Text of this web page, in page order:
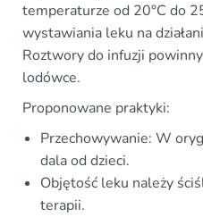
temperaturze od 20°C do
wystawiania leku na
Roztwory do infuzji
lodówce.
Proponowane praktyki:
Przechowywanie: W
dala od dzieci.
Objętość leku należy
terapii.